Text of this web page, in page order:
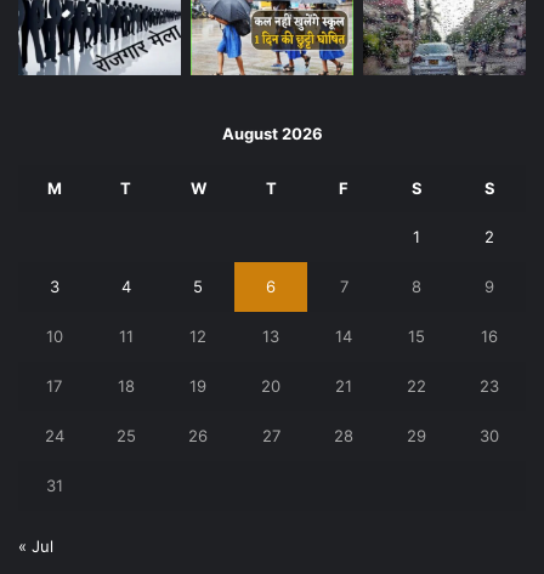
August 2026
M T W T F S S
1 2
3 4 5 6 7 8 9
10 11 12 13 14 15 16
17 18 19 20 21 22 23
24 25 26 27 28 29 30
31
« Jul